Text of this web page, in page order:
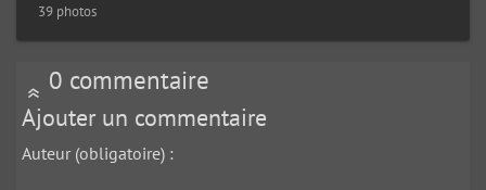
39 photos
0 commentaire
Ajouter un commentaire
Auteur (obligatoire) :